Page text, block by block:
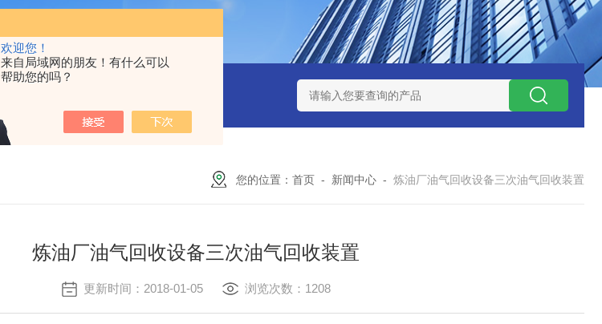
欢迎您！
来自局域网的朋友！有什么可以
帮助您的吗？
2万吨二氧化碳捕集液化装置 3万吨-100万吨撬装式煤层气脱酸气设备
您的位置： 首页 - 新闻中心 - 炼油厂油气回收设备三次油气回收装置
炼油厂油气回收设备三次油气回收装置
更新时间：2018-01-05 浏览次数：1208